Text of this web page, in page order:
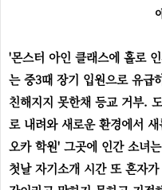
'몬스터 아인 클래스에 홀로
는 중3때 장기 입원으로 유급
친해지지 못한채 등교 거부.
로 내려와 새로운 환경에서
오카 학원' 그곳에 인간 소녀
첫날 자기소개 시간 또 혼자